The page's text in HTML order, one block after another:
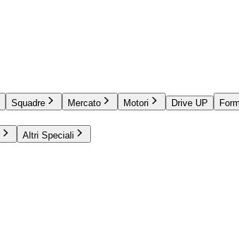
Squadre Mercato Motori Drive UP
Altri Speciali